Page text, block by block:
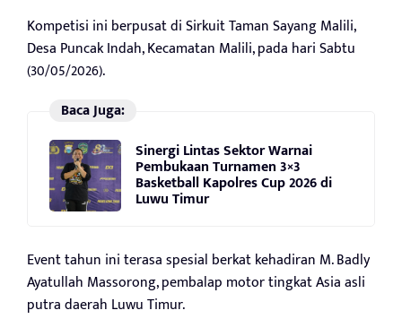
Kompetisi ini berpusat di Sirkuit Taman Sayang Malili,
Desa Puncak Indah, Kecamatan Malili, pada hari Sabtu
(30/05/2026).
Baca Juga:
Sinergi Lintas Sektor Warnai
Pembukaan Turnamen 3×3
Basketball Kapolres Cup 2026 di
Luwu Timur
Event tahun ini terasa spesial berkat kehadiran M. Badly
Ayatullah Massorong, pembalap motor tingkat Asia asli
putra daerah Luwu Timur.